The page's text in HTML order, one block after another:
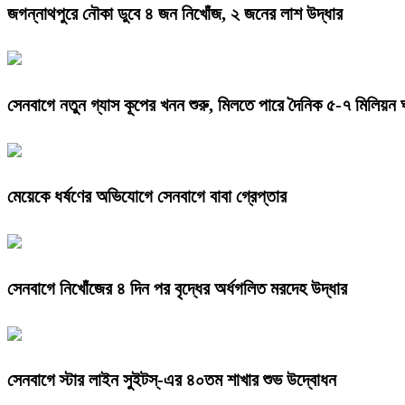
জগন্নাথপুরে নৌকা ডুবে ৪ জন নিখোঁজ, ২ জনের লাশ উদ্ধার
সেনবাগে নতুন গ্যাস কূপের খনন শুরু, মিলতে পারে দৈনিক ৫-৭ মিলিয়ন
মেয়েকে ধর্ষণের অভিযোগে সেনবাগে বাবা গ্রেপ্তার
সেনবাগে নিখোঁজের ৪ দিন পর বৃদ্ধের অর্ধগলিত মরদেহ উদ্ধার
সেনবাগে স্টার লাইন সুইটস্-এর ৪০তম শাখার শুভ উদ্বোধন